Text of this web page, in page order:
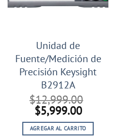
Unidad de
Fuente/Medición de
Precisión Keysight
B2912A
$12,999.00
El
precio
original
$5,999.00El
precio
actual
AGREGAR AL CARRITO